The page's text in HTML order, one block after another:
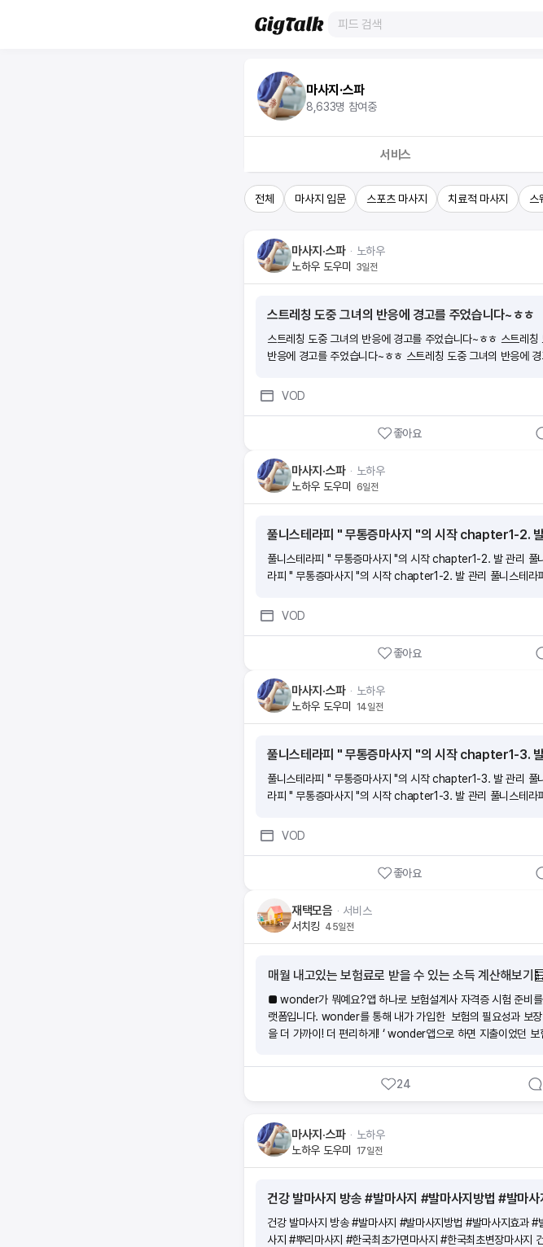
마사지·스파
8,633명 참여중
서비스
전체 마사지 입문 스포츠 마사지 치료적 마사지 스
마사지·스파 ᆞ 노하우
노하우 도우미 3일전
스트레칭 도중 그녀의 반응에 경고를 주었습니다~ㅎㅎ
스트레칭 도중 그녀의 반응에 경고를 주었습니다~ㅎㅎ 스트레
반응에 경고를 주었습니다~ㅎㅎ 스트레칭 도중 그녀의 반응에
VOD
좋아요
마사지·스파 ᆞ 노하우
노하우 도우미 6일전
풀니스테라피 " 무통증마사지 "의 시작 chapter1-2.
풀니스테라피 " 무통증마사지 "의 시작 chapter1-2. 발 관리
라피 " 무통증마사지 "의 시작 chapter1-2. 발 관리 풀니스테
VOD
좋아요
마사지·스파 ᆞ 노하우
노하우 도우미
14일전
풀니스테라피 " 무통증마사지 "의 시작 chapter1-3.
풀니스테라피 " 무통증마사지 "의 시작 chapter1-3. 발 관리
라피 " 무통증마사지 "의 시작 chapter1-3. 발 관리 풀니스테
VOD
좋아요
재택모음 ᆞ 서비스
서치킹 45일전
매월 내고있는 보험료로 받을 수 있는 소득 계산해보기
■ wonder가 뭐예요?앱 하나로 보험설계사 자격증 시험 준비
랫폼입니다. wonder를 통해 내가 가입한 보험의 필요성과 보
을 더 가까이! 더 편리하게! ‘ wonder앱으로 하면 지출이었
요. 시험 응시료, 온라인 교육비는 회사가 부담해요.(3)자격증
함께하는 전문 매니저가 전 과정을 도와드려요.(5)나도 모르
마나 생길까요?내가 가입한 보험의 월 보험료의 13배의 수수
에서 ‘틀린 것’은? 으로 외웠는데, 실제 시험에서는 ‘맞는 것을
고사 점수를 70점 이상 목표로 반복적으로 풀면서 점차 점수
가입 후 ‘도전’탭에서 원하는 시험 일정에 맞춰 시험신청을 해
전에는 실제 시험처럼 PDF파일을 출력하여 모의고사를 풀어보
주세요. 2과목 모두 60점 이상 시 합격입니다!
24
마사지·스파 ᆞ 노하우
노하우 도우미
17일전
건강 발마사지 방송 #발마사지 #발마사지방법 #발마사지효과
사지 #뿌리마사지 #한국최초가면마사지 #한국최초변장마사지